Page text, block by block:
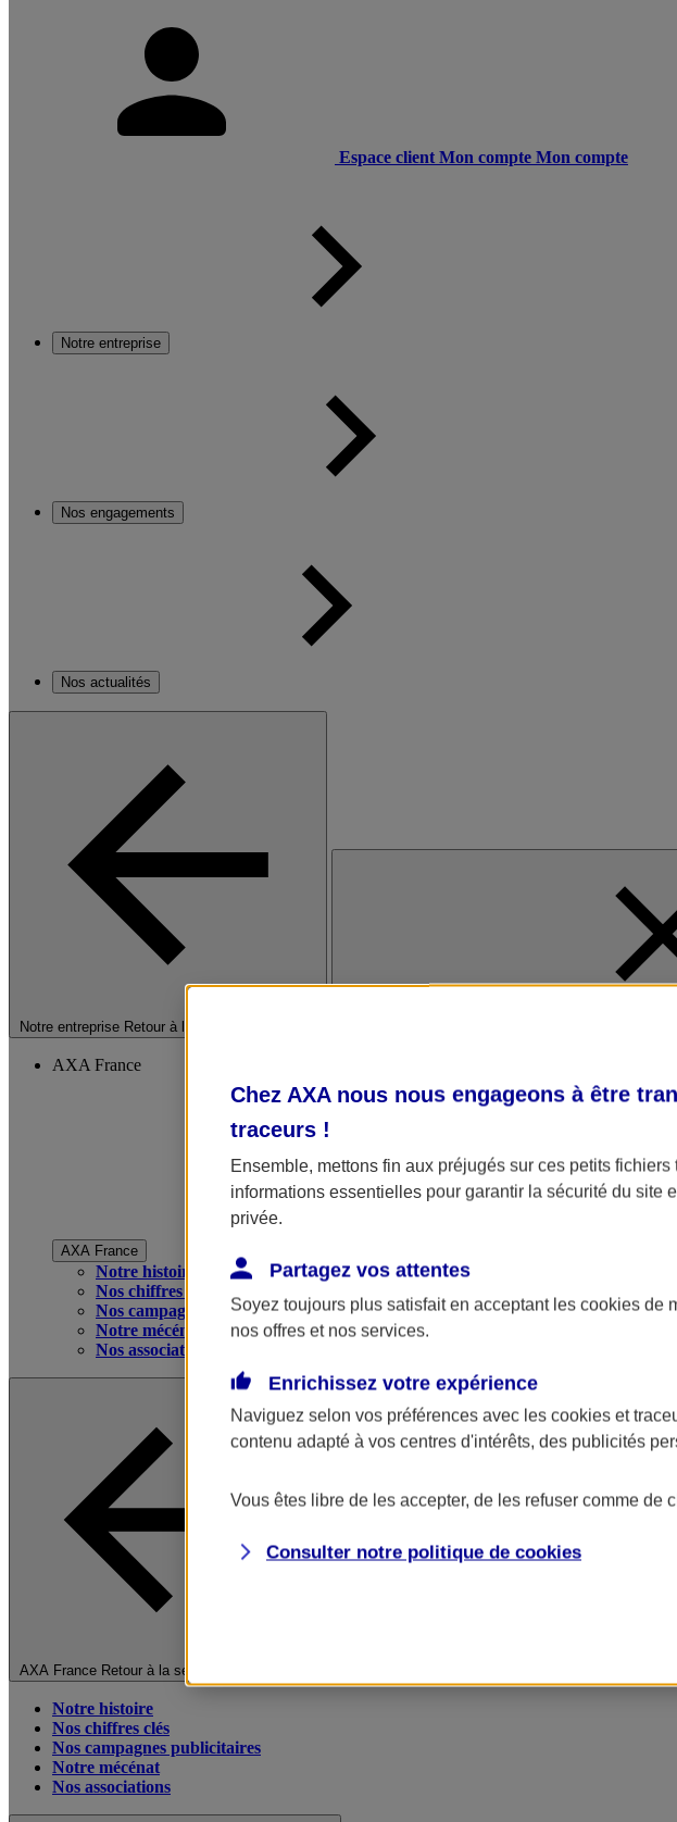
Espace client Mon compte Mon compte
Notre entreprise
Nos engagements
Nos actualités
Notre entreprise Retour à la section précédente
AXA France
AXA France
Notre histoire
Nos chiffres clés
Nos campagnes publicitaires
Notre mécénat
Nos associations
AXA France Retour à la section précédente
Notre histoire
Nos chiffres clés
Nos campagnes publicitaires
Notre mécénat
Nos associations
Chez AXA nous nous engageons à être
traceurs !
Ensemble, mettons fin aux préjugés sur ces petits
informations essentielles pour garantir la sécurité du site
privée.
Partagez vos attentes
Soyez toujours plus satisfait en acceptant les cookies de
nos offres et nos services.
Enrichissez votre expérience
Naviguez selon vos préférences avec les cookies et
contenu adapté à vos centres d'intérêts, des publicités
Vous êtes libre de les accepter, de les refuser comme de
Consulter notre politique de cookies